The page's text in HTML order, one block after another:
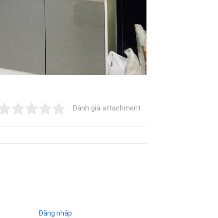
Đánh giá attachment
Đăng nhập